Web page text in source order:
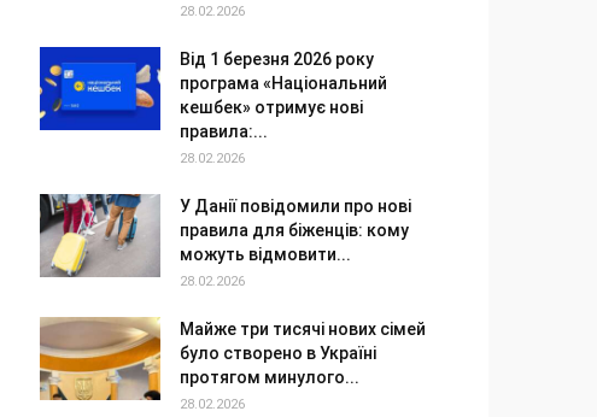
28.02.2026
Від 1 березня 2026 року
програма «Національний
кешбек» отримує нові
правила:...
28.02.2026
У Данії повідомили про нові
правила для біженців: кому
можуть відмовити...
28.02.2026
Майже три тисячі нових сімей
було створено в Україні
протягом минулого...
28.02.2026